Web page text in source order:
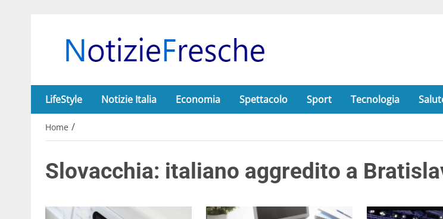
LifeStyle Notizie Italia Economia Spettacolo Sport Tecnologia
Home /
Slovacchia: italiano aggredito a